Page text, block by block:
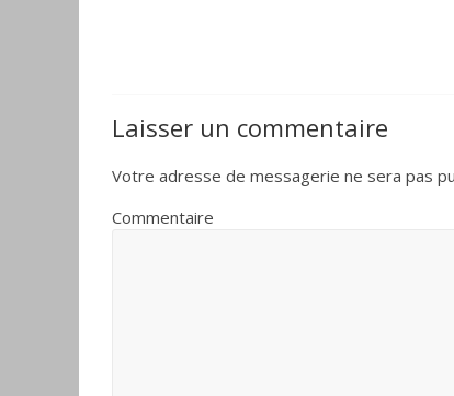
Laisser un commentaire
Votre adresse de messagerie ne sera pas
Commentaire